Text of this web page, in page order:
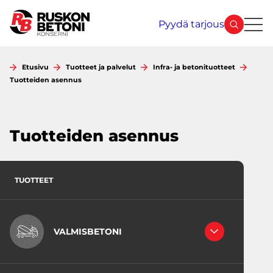
sisältöön
Pyydä tarjous
Etusivu Tuotteet ja palvelut
Infra- ja betonituotteet
Tuotteiden asennus
Tuotteiden asennus
TUOTTEET
VALMISBETONI